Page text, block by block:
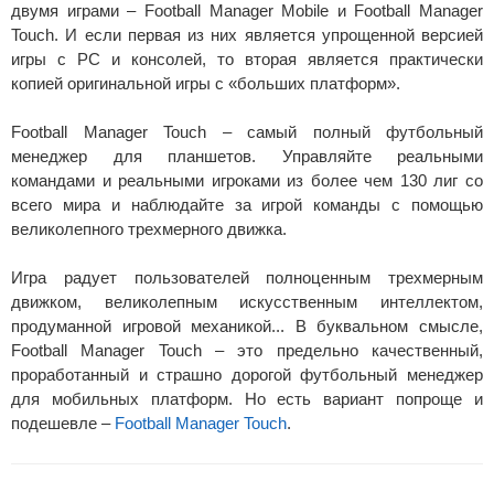
двумя играми – Football Manager Mobile и Football Manager
Touch. И если первая из них является упрощенной версией
игры с PC и консолей, то вторая является практически
копией оригинальной игры с «больших платформ».
Football Manager Touch – самый полный футбольный
менеджер для планшетов. Управляйте реальными
командами и реальными игроками из более чем 130 лиг со
всего мира и наблюдайте за игрой команды с помощью
великолепного трехмерного движка.
Игра радует пользователей полноценным трехмерным
движком, великолепным искусственным интеллектом,
продуманной игровой механикой... В буквальном смысле,
Football Manager Touch – это предельно качественный,
проработанный и страшно дорогой футбольный менеджер
для мобильных платформ. Но есть вариант попроще и
подешевле – Football Manager Touch.